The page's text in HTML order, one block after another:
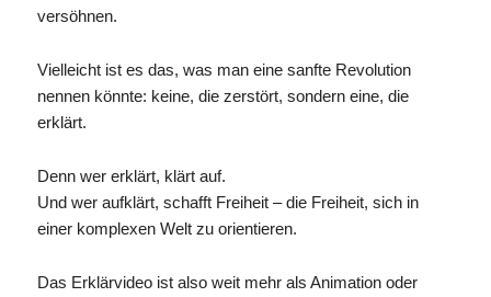
versöhnen.
Vielleicht ist es das, was man eine sanfte Revolution
nennen könnte: keine, die zerstört, sondern eine, die
erklärt.
Denn wer erklärt, klärt auf.
Und wer aufklärt, schafft Freiheit – die Freiheit, sich in
einer komplexen Welt zu orientieren.
Das Erklärvideo ist also weit mehr als Animation oder